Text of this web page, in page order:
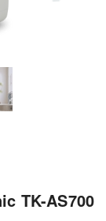
TK-AS700